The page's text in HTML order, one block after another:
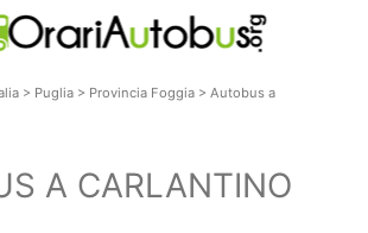
> Puglia > Provincia Foggia >Autobus a
A CARLANTINO